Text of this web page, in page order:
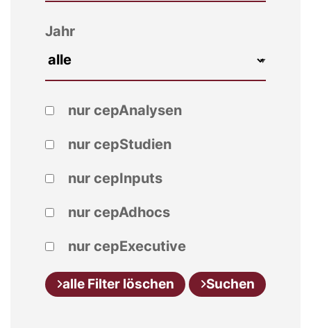
Jahr
nur cepAnalysen
nur cepStudien
nur cepInputs
nur cepAdhocs
nur cepExecutive
alle Filter löschen Suchen